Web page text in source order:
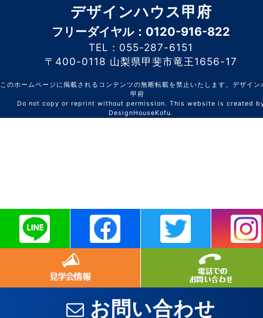
デザインハウス甲府
フリーダイヤル：0120-916-822
TEL：055-287-6151
〒400-0118 山梨県甲斐市竜王1656-17
このホームページに掲載されるコンテンツの無断転載を禁止いたします。デザイン
甲府
Do not copy or reprint without permission. This website is created
DesignHouseKofu.
お問い合わせ